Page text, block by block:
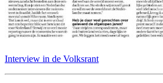
Interview in de Volksrant